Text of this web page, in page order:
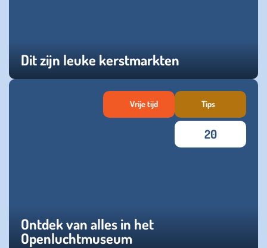
Dit zijn leuke kerstmarkten
zaterdag 06 december 2025
Ontdek van alles in het
Openluchtmuseum
Vrije tijd Tips
20